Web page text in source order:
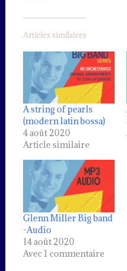
Articles similaires
A string of pearls
(modern latin bossa)
4 août 2020
Article similaire
Glenn Miller Big band
-Audio
14 août 2020
Avec 1 commentaire